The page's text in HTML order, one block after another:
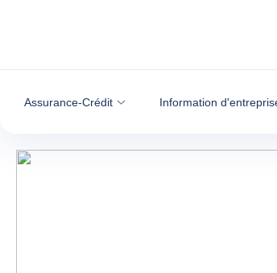
Assurance-Crédit Information